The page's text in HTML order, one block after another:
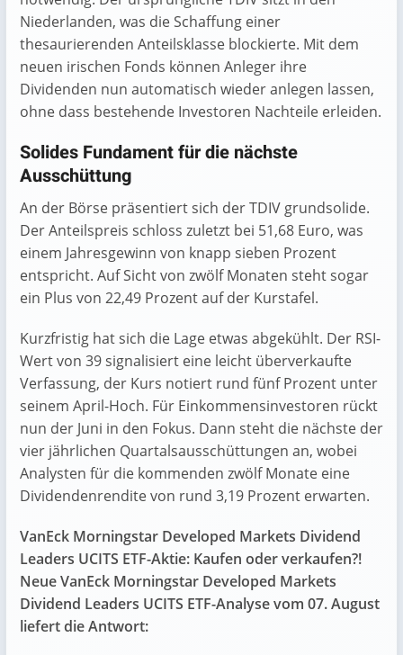
Niederlanden, was die Schaffung einer
thesaurierenden Anteilsklasse blockierte. Mit dem
neuen irischen Fonds können Anleger ihre
Dividenden nun automatisch wieder anlegen lassen,
ohne dass bestehende Investoren Nachteile erleiden.
Solides Fundament für die nächste
Ausschüttung
An der Börse präsentiert sich der TDIV grundsolide.
Der Anteilspreis schloss zuletzt bei 51,68 Euro, was
einem Jahresgewinn von knapp sieben Prozent
entspricht. Auf Sicht von zwölf Monaten steht sogar
ein Plus von 22,49 Prozent auf der Kurstafel.
Kurzfristig hat sich die Lage etwas abgekühlt. Der RSI-
Wert von 39 signalisiert eine leicht überverkaufte
Verfassung, der Kurs notiert rund fünf Prozent unter
seinem April-Hoch. Für Einkommensinvestoren rückt
nun der Juni in den Fokus. Dann steht die nächste der
vier jährlichen Quartalsausschüttungen an, wobei
Analysten für die kommenden zwölf Monate eine
Dividendenrendite von rund 3,19 Prozent erwarten.
VanEck Morningstar Developed Markets Dividend
Leaders UCITS ETF-Aktie: Kaufen oder verkaufen?!
Neue VanEck Morningstar Developed Markets
Dividend Leaders UCITS ETF-Analyse vom 07. August
liefert die Antwort: